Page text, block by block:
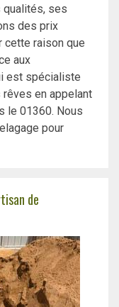
qualités, ses
des prix
cette raison que
aux
est spécialiste
en appelant
le 01360. Nous
pour
de